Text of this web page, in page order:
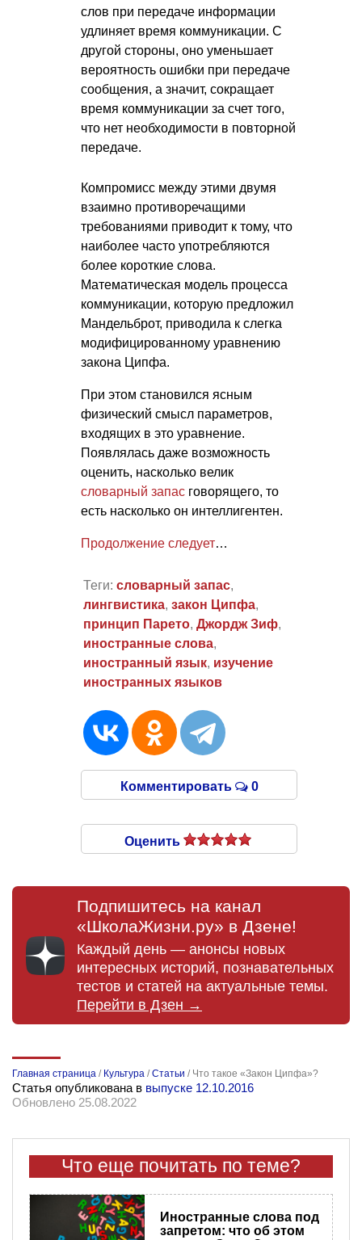
слов при передаче информации
удлиняет время коммуникации. С
другой стороны, оно уменьшает
вероятность ошибки при передаче
сообщения, а значит, сокращает
время коммуникации за счет того,
что нет необходимости в повторной
передаче.
Компромисс между этими двумя
взаимно противоречащими
требованиями приводит к тому, что
наиболее часто употребляются
более короткие слова.
Математическая модель процесса
коммуникации, которую предложил
Мандельброт, приводила к слегка
модифицированному уравнению
закона Ципфа.
При этом становился ясным
физический смысл параметров,
входящих в это уравнение.
Появлялась даже возможность
оценить, насколько велик
словарный запас говорящего, то
есть насколько он интеллигентен.
Продолжение следует…
Теги: словарный запас,
лингвистика, закон Ципфа,
принцип Парето, Джордж Зиф,
иностранные слова,
иностранный язык, изучение
иностранных языков
Комментировать 0
Оценить
Подпишитесь на канал
«ШколаЖизни.ру» в Дзене!
Каждый день — анонсы новых
интересных историй, познавательных
тестов и статей на актуальные темы.
Перейти в Дзен →
Главная страница / Культура /Статьи / Что такое «Закон Ципфа»?
Статья опубликована в выпуске 12.10.2016
Обновлено 25.08.2022
Что еще почитать по теме?
Иностранные слова под
запретом: что об этом